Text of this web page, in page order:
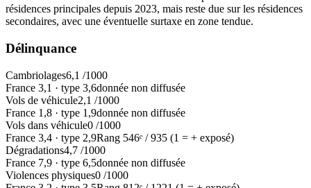
résidences principales depuis 2023, mais reste due sur les résidences
secondaires, avec une éventuelle surtaxe en zone tendue.
Délinquance
Cambriolages6,1 /1000
France 3,1 · type 3,6donnée non diffusée
Vols de véhicule2,1 /1000
France 1,8 · type 1,9donnée non diffusée
Vols dans véhicule0 /1000
France 3,4 · type 2,9Rang 546ᵉ /935 (1 = + exposé)
Dégradations4,7 /1000
France 7,9 · type 6,5donnée non diffusée
Violences physiques0 /1000